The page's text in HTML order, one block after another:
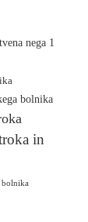
nega 1
bolnika
in
bolnika